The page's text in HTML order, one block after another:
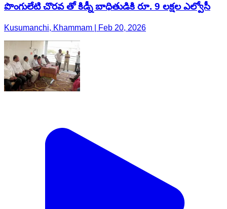
పొంగులేటి చొరవ తో కిడ్నీ బాధితుడికి రూ. 9 లక్షల ఎల్వోసీ
Kusumanchi, Khammam | Feb 20, 2026